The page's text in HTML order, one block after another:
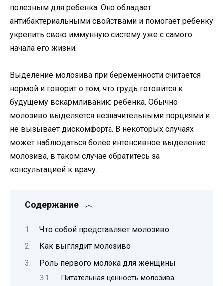
полезным для ребенка. Оно обладает
антибактериальными свойствами и помогает ребенку
укрепить свою иммунную систему уже с самого
начала его жизни.
Выделение молозива при беременности считается
нормой и говорит о том, что грудь готовится к
будущему вскармливанию ребенка. Обычно
молозиво выделяется незначительными порциями и
не вызывает дискомфорта. В некоторых случаях
может наблюдаться более интенсивное выделение
молозива, в таком случае обратитесь за
консультацией к врачу.
Содержание
Что собой представляет молозиво
Как выглядит молозиво
Роль первого молока для женщины
Питательная ценность молозива